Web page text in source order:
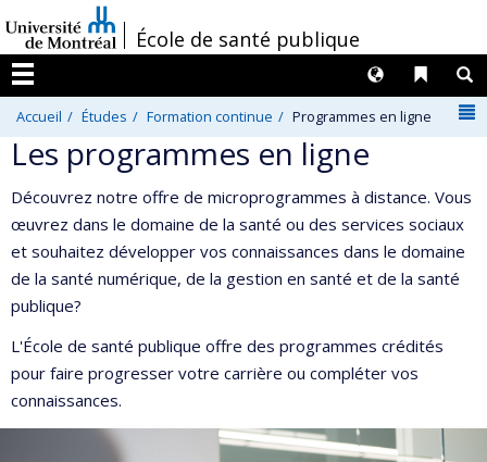
au
contenu
/École de santé publique
Menu
Liens
Langues
Accueil Études Formation continue Programmes en ligne
Les programmes en ligne
Découvrez notre offre de microprogrammes à distance. Vous
œuvrez dans le domaine de la santé ou des services sociaux
et souhaitez développer vos connaissances dans le domaine
de la santé numérique, de la gestion en santé et de la santé
publique?
L'École de santé publique offre des programmes crédités
pour faire progresser votre carrière ou compléter vos
connaissances.